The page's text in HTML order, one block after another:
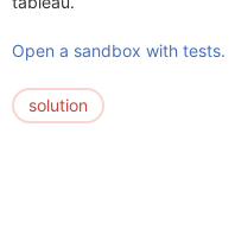
Open a sandbox with tests.
solution